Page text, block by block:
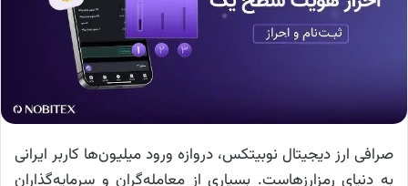
صرافی ارز دیجیتال نوبیتکس، دروازه ورود میلیون‌ها کاربر ایرانی
به دنیای رمزارزهاست. بسیاری از معامله‌گران و سرمایه‌گذاران